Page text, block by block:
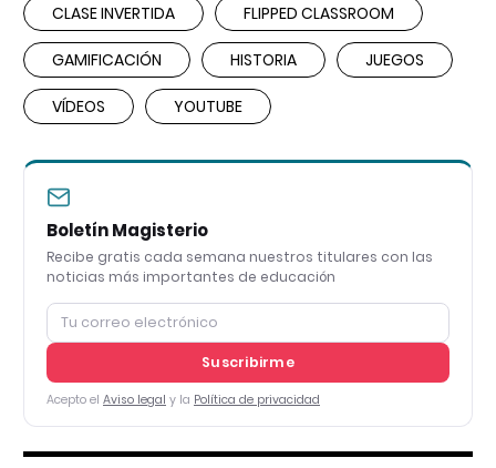
CLASE INVERTIDA FLIPPED CLASSROOM
GAMIFICACIÓN HISTORIA JUEGOS
VÍDEOS YOUTUBE
Boletín Magisterio
Recibe gratis cada semana nuestros titulares con las
noticias más importantes de educación
Suscribirme
Acepto el Aviso legal y la Política de privacidad